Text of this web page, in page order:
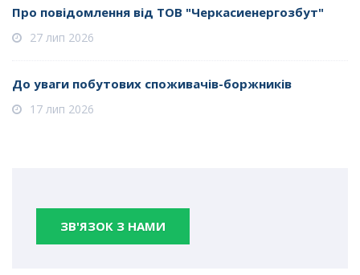
Про повідомлення від ТОВ "Черкасиенергозбут"
27 лип 2026
До уваги побутових споживачів-боржників
17 лип 2026
ЗВ'ЯЗОК З НАМИ